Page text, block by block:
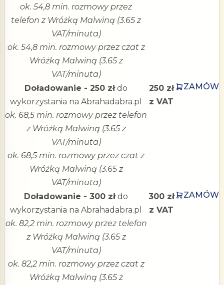
ok. 54,8 min. rozmowy przez
telefon z Wróżką Malwiną (3.65 z
VAT/minuta)
ok. 54,8 min. rozmowy przez czat z
Wróżką Malwiną (3.65 z
VAT/minuta)
Doładowanie - 250 złdo
wykorzystania na Abrahadabra.pl
ok. 68,5 min. rozmowy przez telefon
z Wróżką Malwiną (3.65 z
VAT/minuta)
ok. 68,5 min. rozmowy przez czat z
Wróżką Malwiną (3.65 z
VAT/minuta)
250 zł
z VAT
ZAMÓW
Doładowanie - 300 złdo
wykorzystania na Abrahadabra.pl
ok. 82,2 min. rozmowy przez telefon
z Wróżką Malwiną (3.65 z
VAT/minuta)
ok. 82,2 min. rozmowy przez czat z
Wróżką Malwiną (3.65 z
300 zł
z VAT
ZAMÓW